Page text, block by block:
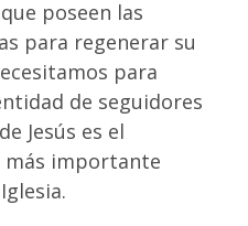
poseen las
para regenerar su
para
de seguidores
Jesús es el
importante